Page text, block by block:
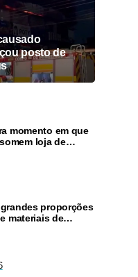
posto de
momento em que
loja de
proporções
materiais de